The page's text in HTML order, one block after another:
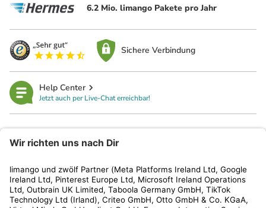
6.2 Mio. limango Pakete pro Jahr
Sichere Verbindung
Help Center
Jetzt auch per Live-Chat erreichbar!
Kundenservice